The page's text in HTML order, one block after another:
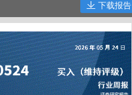
下载报告